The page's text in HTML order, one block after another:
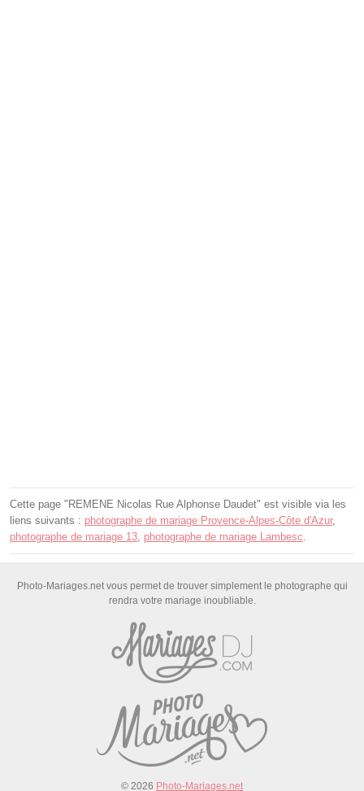
Cette page "REMENE Nicolas Rue Alphonse Daudet" est visible via les
liens suivants : photographe de mariage Provence-Alpes-Côte d'Azur,
photographe de mariage 13, photographe de mariage Lambesc.
Photo-Mariages.net vous permet de trouver simplement le photographe qui
rendra votre mariage inoubliable.
© 2026 Photo-Mariages.net